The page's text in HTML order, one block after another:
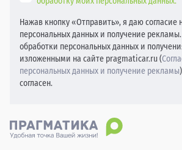
Нажав кнопку «Отправить», я даю согласие
персональных данных и получение
обработки персональных данных и
изложенными на сайте pragmaticar.ru (
персональных данных и получение рекламы
согласен.